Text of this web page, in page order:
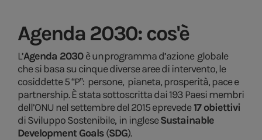
Agenda 2030: cos'è
L’Agenda 2030è un programma d’azione globale
che si basa su cinque diverse aree di intervento, le
cosiddette 5 “P”: persone, pianeta, prosperità, pace e
partnership. È stata sottoscritta dai 193 Paesi membri
dell’ONU nel settembre del 2015 e prevede17 obiettivi
di Sviluppo Sostenibile, in ingleseSustainable
Development Goals(SDG).